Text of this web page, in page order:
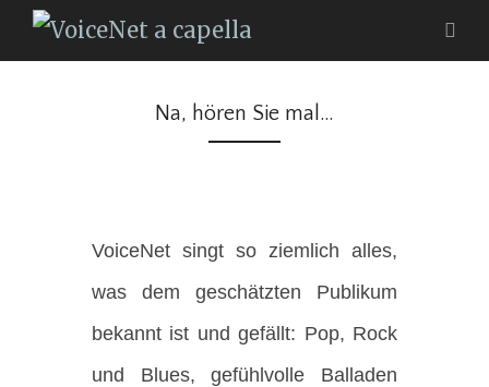
Na, hören Sie mal…
VoiceNet singt so ziemlich alles,
was dem geschätzten Publikum
bekannt ist und gefällt: Pop, Rock
und Blues, gefühlvolle Balladen